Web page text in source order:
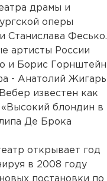
драмы и
оперы
Станислава Фесько.
артисты России
и Борис Горнштейн
- Анатолий Жигарь
известен как
блондин в
Де Брока
открывает год
в 2008 году
постановки по